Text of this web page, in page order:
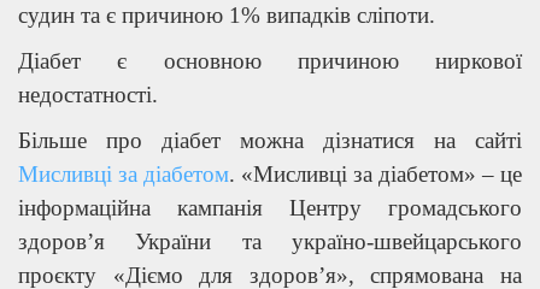
судин та є причиною 1% випадків сліпоти.
Діабет є основною причиною ниркової
недостатності.
Більше про діабет можна дізнатися на сайті
Мисливці за діабетом. «Мисливці за діабетом» – це
інформаційна кампанія Центру громадського
здоров’я України та україно-швейцарського
проєкту «Діємо для здоров’я», спрямована на